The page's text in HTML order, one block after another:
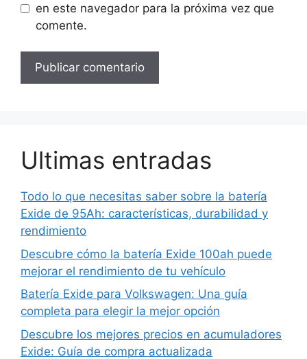
en este navegador para la próxima vez que
comente.
Ultimas entradas
Todo lo que necesitas saber sobre la batería
Exide de 95Ah: características, durabilidad y
rendimiento
Descubre cómo la batería Exide 100ah puede
mejorar el rendimiento de tu vehículo
Batería Exide para Volkswagen: Una guía
completa para elegir la mejor opción
Descubre los mejores precios en acumuladores
Exide: Guía de compra actualizada